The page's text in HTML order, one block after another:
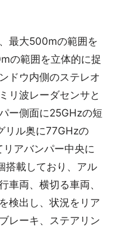
最大500mの範囲を
の範囲を立体的に捉
ドウ内側のステレオ
リ波レーダセンサと
ー側面に25GHzの短
リル奥に77GHzの
アバンパー中央に
搭載しており、アル
車両、横切る車両、
検出し、状況をリア
レーキ、ステアリン